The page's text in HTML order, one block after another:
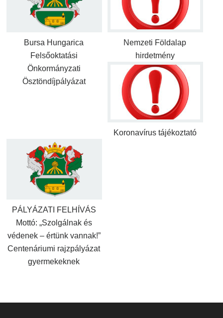
Bursa Hungarica
Felsőoktatási
Önkormányzati
Ösztöndíjpályázat
Nemzeti Földalap
hirdetmény
Koronavírus tájékoztató
PÁLYÁZATI FELHÍVÁS
Mottó: „Szolgálnak és
védenek – értünk vannak!”
Centenáriumi rajzpályázat
gyermekeknek